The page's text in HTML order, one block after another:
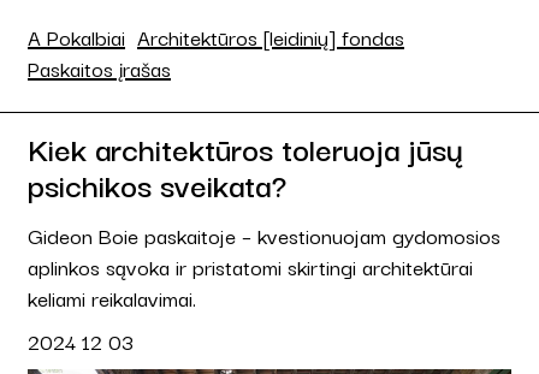
A Pokalbiai Architektūros [leidinių] fondas
Paskaitos įrašas
Kiek architektūros toleruoja jūsų
psichikos sveikata?
Gideon Boie paskaitoje – kvestionuojam gydomosios
aplinkos sąvoka ir pristatomi skirtingi architektūrai
keliami reikalavimai.
2024 12 03